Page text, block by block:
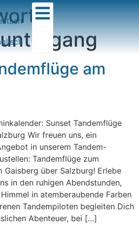
am
Sunset Tandemflüge
Wir freuen uns, ein
in unserem Tandem-
Tandemflüge zum
Gaisberg über Salzburg! Erlebe
in den ruhigen Abendstunden,
in atemberaubende Farben
Tandempiloten begleiten Dich
Abenteuer, bei […]